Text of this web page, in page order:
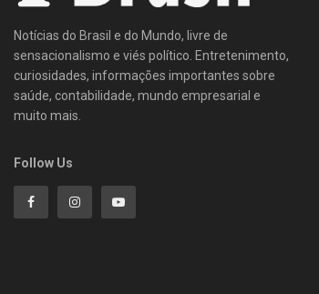
Notícias do Brasil e do Mundo, livre de
sensacionalismo e viés político. Entretenimento,
curiosidades, informações importantes sobre
saúde, contabilidade, mundo empresarial e
muito mais.
Follow Us